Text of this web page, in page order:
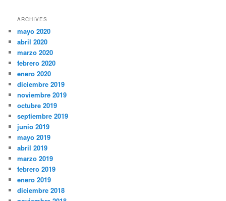
ARCHIVES
mayo 2020
abril 2020
marzo 2020
febrero 2020
enero 2020
diciembre 2019
noviembre 2019
octubre 2019
septiembre 2019
junio 2019
mayo 2019
abril 2019
marzo 2019
febrero 2019
enero 2019
diciembre 2018